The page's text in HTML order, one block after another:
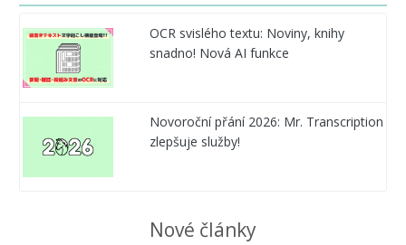
OCR svislého textu: Noviny, knihy
snadno! Nová AI funkce
Novoroční přání 2026: Mr. Transcription
zlepšuje služby!
Nové články